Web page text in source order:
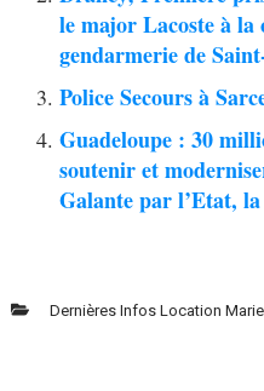
le major Lacoste à la
gendarmerie de
Police Secours à
Guadeloupe : 30
soutenir et
Galante par l’Etat,
Dernières Infos Location